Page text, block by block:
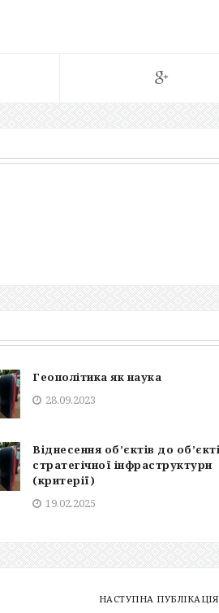
Геополітика як наука
28.09.2023
Віднесення об’єктів до
стратегічної інфраструктури
(критерії)
19.02.2025
НАСТУПНА ПУБЛІКАЦІЯ